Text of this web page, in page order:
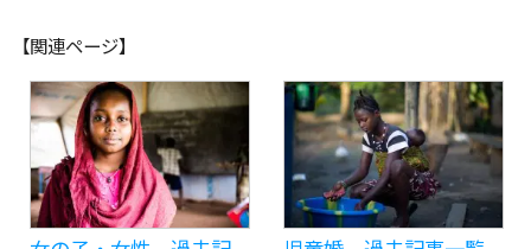
【関連ページ】